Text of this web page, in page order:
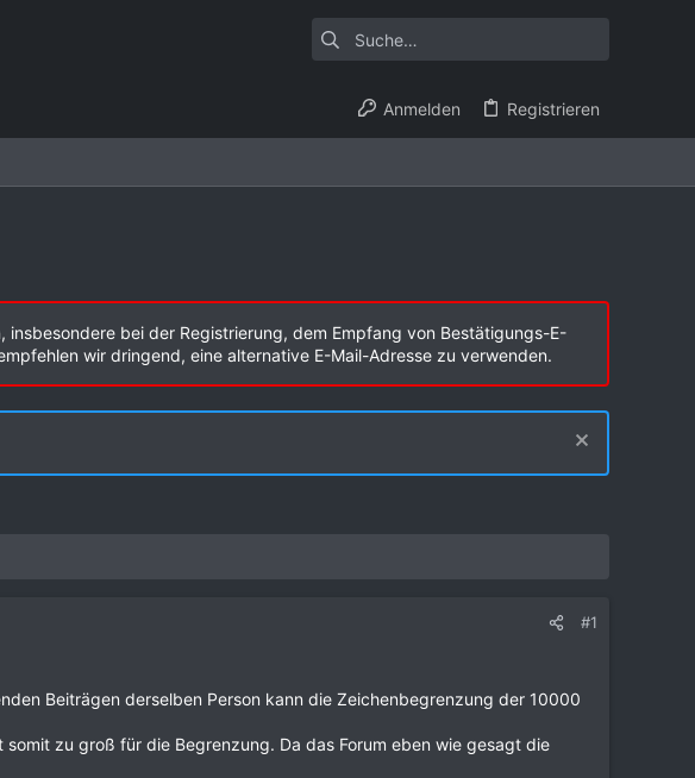
Anmelden Registrieren
bei der Registrierung, dem Empfang von Bestätigungs-E-
wir dringend, eine alternative E-Mail-Adresse zu verwenden.
#1
Beiträgen derselben Person kann die Zeichenbegrenzung der 10000
zu groß für die Begrenzung. Da das Forum eben wie gesagt die